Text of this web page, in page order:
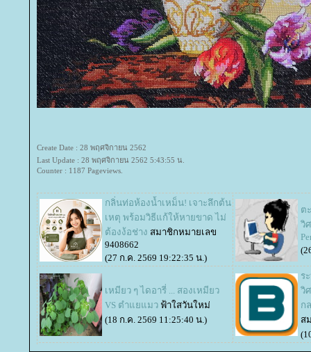
Create Date : 28 พฤศจิกายน 2562
Last Update : 28 พฤศจิกายน 2562 5:43:55 น.
Counter : 1187 Pageviews.
กลิ่นท่อห้องน้ำเหม็น! เจาะลึกต้น
เหตุ พร้อมวิธีแก้ให้หายขาด ไม่
ต้องง้อช่าง สมาชิกหมายเลข
9408662
(27 ก.ค. 2569 19:22:35 น.)
ต
วิ
เหมียว ๆ ไดอารี่ ... สองเหมียว
VS ตำแยแมว ฟ้าใสวันใหม่
(18 ก.ค. 2569 11:25:40 น.)
ร
วิ
ก
ส